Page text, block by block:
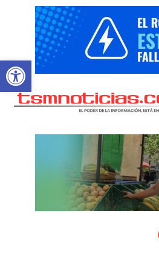
Abrir barra de herramientas